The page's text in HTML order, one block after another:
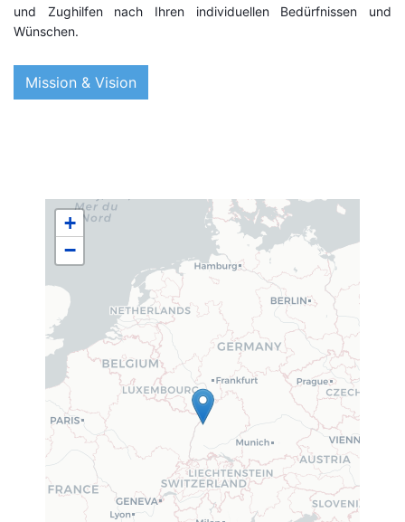
und Zughilfen nach Ihren individuellen Bedürfnissen und
Wünschen.
Mission & Vision
+
−